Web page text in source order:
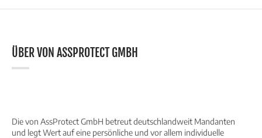
ÜBER VON ASSPROTECT GMBH
Die von AssProtect GmbH betreut deutschlandweit Mandanten
und legt Wert auf eine persönliche und vor allem individuelle